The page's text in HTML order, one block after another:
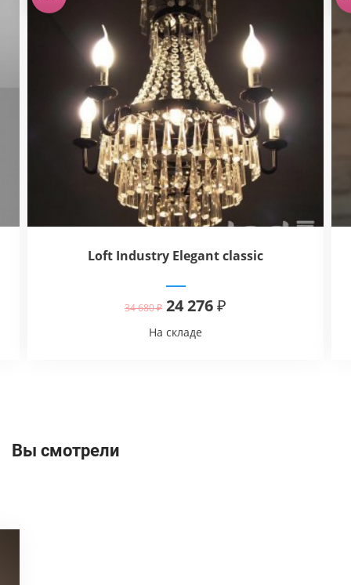
Loft Industry Elegant classic
34 680 ₽ 24 276 ₽
На складе
Вы смотрели